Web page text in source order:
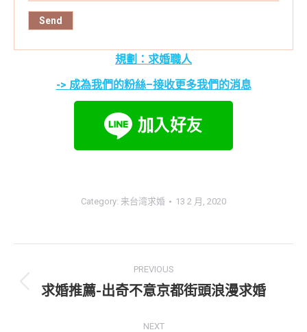
規劃：求婚職人
-> 成為我們的粉絲–接收更多我們的消息
Category: 来台湾求婚 13 2 月, 2020
navigation
PREVIOUS
Previous
求婚推薦-出奇不意京都街頭浪漫求婚
NEXT